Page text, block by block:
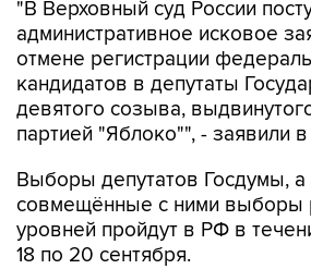
отмене регистрации
кандидатов в депутаты
девятого созыва,
партией "Яблоко"", - заявили
Выборы депутатов Госдумы, а
уровней пройдут в РФ в
18 по 20 сентября.
Центризбирком России